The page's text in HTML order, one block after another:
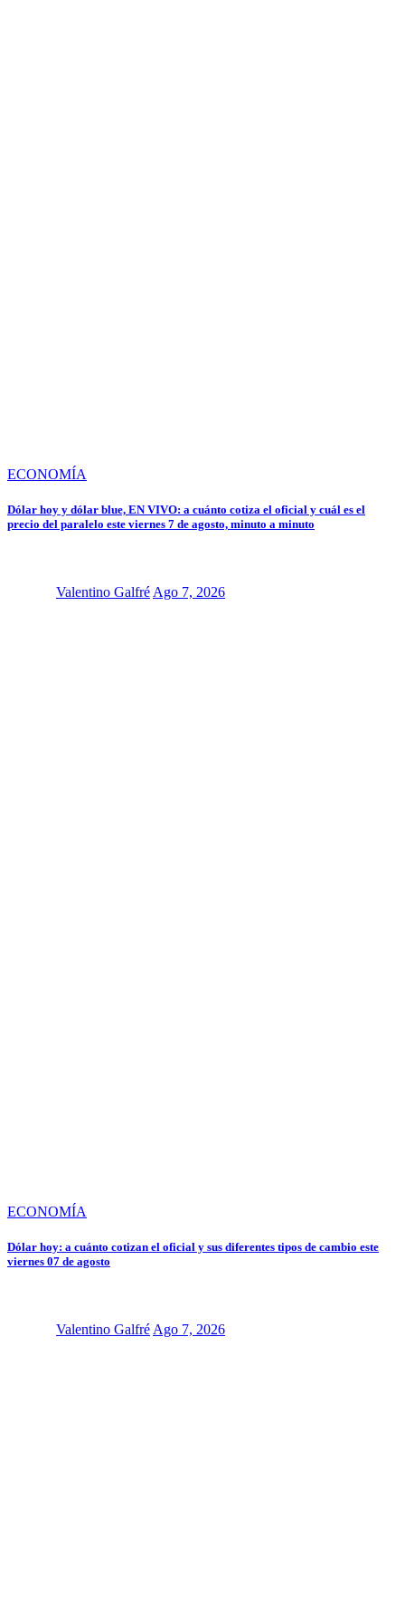
ECONOMÍA
Dólar hoy y dólar blue, EN VIVO: a cuánto cotiza el oficial y cuál es el
precio del paralelo este viernes 7 de agosto, minuto a minuto
Valentino Galfré Ago 7, 2026
ECONOMÍA
Dólar hoy: a cuánto cotizan el oficial y sus diferentes tipos de cambio este
viernes 07 de agosto
Valentino GalfréAgo 7, 2026